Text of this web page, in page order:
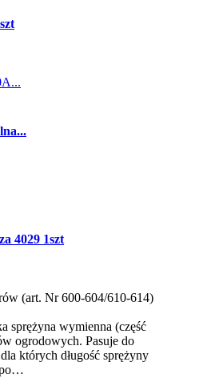
4029 1szt
sprężyna wymienna (część
ogrodowych. Pasuje do
których długość sprężyny